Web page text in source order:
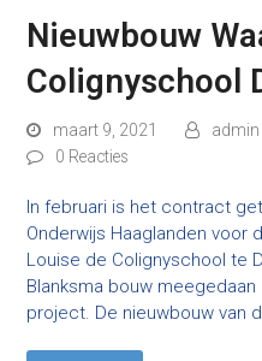
Nieuwbouw
Colignyschool
maart 9, 2021 admin
0 Reacties
In februari is het contract
Onderwijs Haaglanden voor
Louise de Colignyschool te
Blanksma bouw
project. De nieuwbouw van